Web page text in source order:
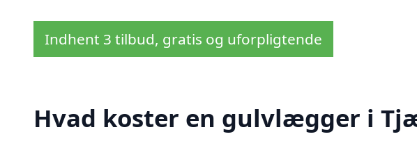
Indhent 3 tilbud, gratis og uforpligtende
Hvad koster en gulvlægger i